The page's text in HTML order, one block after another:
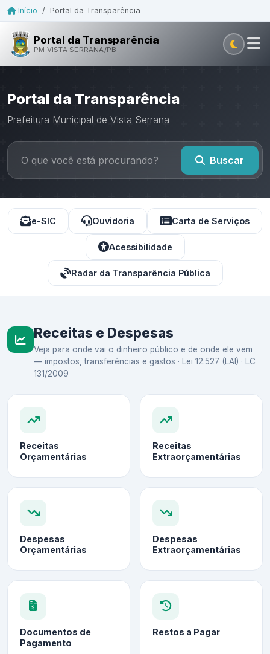
Início / Portal da Transparência
Portal da Transparência
PM VISTA SERRANA/PB
Portal da Transparência
Prefeitura Municipal de Vista Serrana
Buscar
e-SIC Ouvidoria Carta de Serviços
Acessibilidade
Radar da Transparência Pública
Receitas e Despesas
Veja para onde vai o dinheiro público e de onde ele vem
— impostos, transferências e gastos · Lei 12.527 (LAI) · LC
131/2009
Receitas
Orçamentárias
Receitas
Extraorçamentárias
Despesas
Orçamentárias
Despesas
Extraorçamentárias
Documentos de
Pagamento
Restos a Pagar